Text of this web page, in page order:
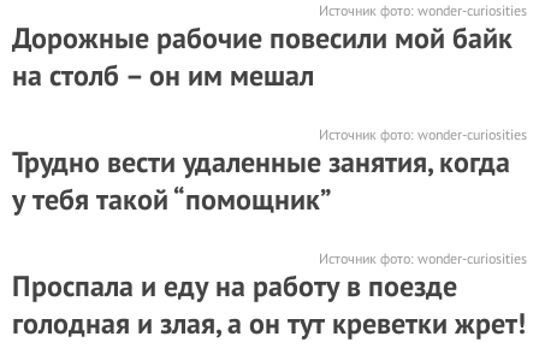
Источник фото: wonder-curiosities
Дорожные рабочие повесили мой байк
на столб – он им мешал
Источник фото: wonder-curiosities
Трудно вести удаленные занятия, когда
у тебя такой “помощник”
Источник фото: wonder-curiosities
Проспала и еду на работу в поезде
голодная и злая, а он тут креветки жрет!